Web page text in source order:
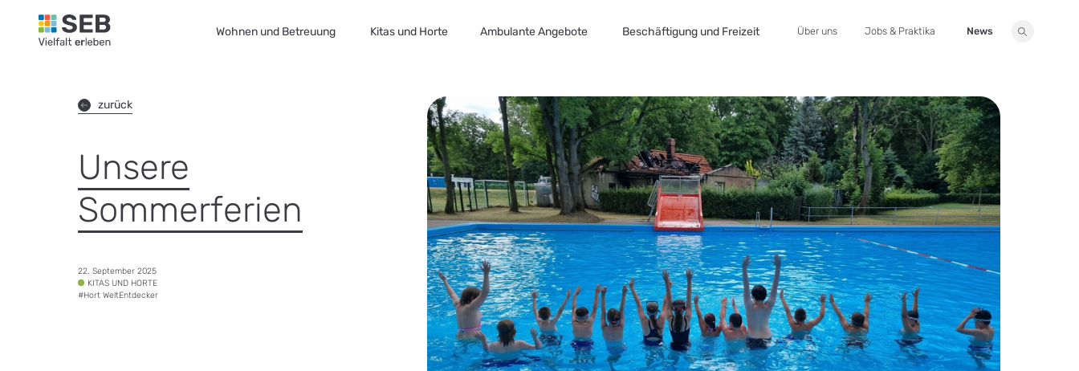
SEB Leipzig, Vielfalt erleben - zur Startseite
Wohnen und Betreuung Kitas und Horte Ambulante Angebote Beschäftigung und Freizeit Über uns Jobs & Praktika News
zurück
Unsere
Sommerferien
Datum:
22. September 2025
Tags:KITAS UND HORTE
#Hort WeltEntdecker